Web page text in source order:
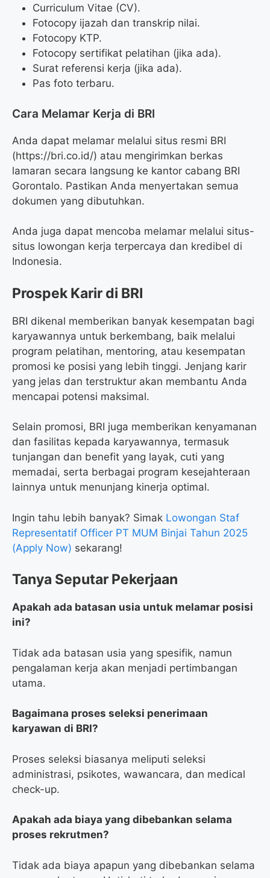
Curriculum Vitae (CV).
Fotocopy ijazah dan transkrip nilai.
Fotocopy KTP.
Fotocopy sertifikat pelatihan (jika ada).
Surat referensi kerja (jika ada).
Pas foto terbaru.
Cara Melamar Kerja di BRI
Anda dapat melamar melalui situs resmi BRI
(https://bri.co.id/) atau mengirimkan berkas
lamaran secara langsung ke kantor cabang BRI
Gorontalo. Pastikan Anda menyertakan semua
dokumen yang dibutuhkan.
Anda juga dapat mencoba melamar melalui situs-
situs lowongan kerja terpercaya dan kredibel di
Indonesia.
Prospek Karir di BRI
BRI dikenal memberikan banyak kesempatan bagi
karyawannya untuk berkembang, baik melalui
program pelatihan, mentoring, atau kesempatan
promosi ke posisi yang lebih tinggi. Jenjang karir
yang jelas dan terstruktur akan membantu Anda
mencapai potensi maksimal.
Selain promosi, BRI juga memberikan kenyamanan
dan fasilitas kepada karyawannya, termasuk
tunjangan dan benefit yang layak, cuti yang
memadai, serta berbagai program kesejahteraan
lainnya untuk menunjang kinerja optimal.
Ingin tahu lebih banyak? Simak Lowongan Staf
Representatif Officer PT MUM Binjai Tahun 2025
(Apply Now) sekarang!
Tanya Seputar Pekerjaan
Apakah ada batasan usia untuk melamar posisi
ini?
Tidak ada batasan usia yang spesifik, namun
pengalaman kerja akan menjadi pertimbangan
utama.
Bagaimana proses seleksi penerimaan
karyawan di BRI?
Proses seleksi biasanya meliputi seleksi
administrasi, psikotes, wawancara, dan medical
check-up.
Apakah ada biaya yang dibebankan selama
proses rekrutmen?
Tidak ada biaya apapun yang dibebankan selama